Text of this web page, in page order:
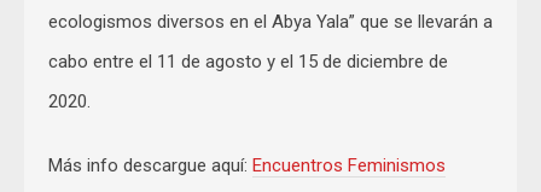
ecologismos diversos en el Abya Yala” que se llevarán a
cabo entre el 11 de agosto y el 15 de diciembre de
2020.
Más info descargue aquí: Encuentros Feminismos